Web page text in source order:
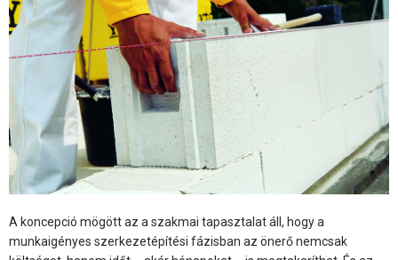
A koncepció mögött az a szakmai tapasztalat áll, hogy a
munkaigényes szerkezetépítési fázisban az önerő nemcsak